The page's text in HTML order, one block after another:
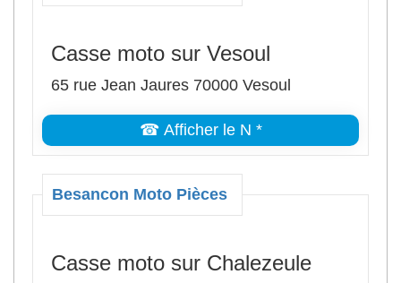
Casse moto sur Vesoul
65 rue Jean Jaures 70000 Vesoul
☎ Afficher le N *
Besancon Moto Pièces
Casse moto sur Chalezeule